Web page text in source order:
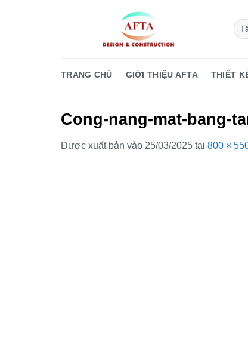
TRANG CHỦ GIỚI THIỆU AFTA THIẾT
Cong-nang-mat-bang-
Được xuất bản vào 25/03/2025 tại 800 ×